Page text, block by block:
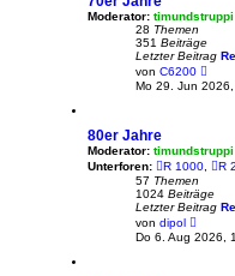
e
e
i
r
Moderator: timundstruppi
28 Themen
351 Beiträge
Letzter Beitrag
von C6200
e
u
e
B
i
t
a
Mo 29. Jun
80er Jahre
Moderator: timundstruppi
Unterforen:
R 1000 R
57 Themen
1024 Beiträge
Letzter Beitrag
von dipol
e
u
Do 6. Aug 2026,